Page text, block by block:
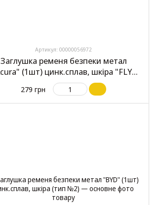
Артикул: 00000056972
Заглушка ременя безпеки метал
(1шт) цинк.сплав, шкіра "FLY"
(тип №3)
279 грн